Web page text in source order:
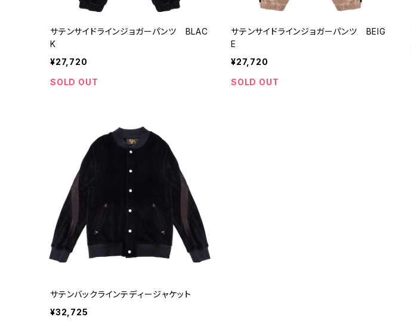
サテンサイドラインジョガーパンツ BLAC
K
¥27,720
SOLD OUT
サテンサイドラインジョガーパンツ BEIG
E
¥27,720
SOLD OUT
サテンバックラインテディージャケット
¥32,725